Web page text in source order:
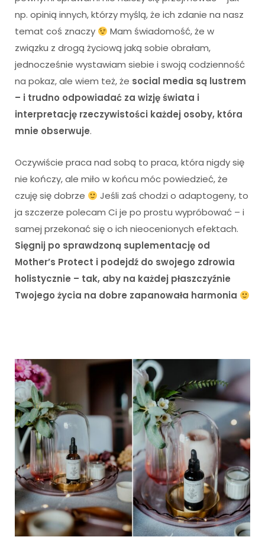
np. opinią innych, którzy myślą, że ich zdanie na nasz
temat coś znaczy
Mam świadomość, że w
związku z drogą życiową jaką sobie obrałam,
jednocześnie wystawiam siebie i swoją codzienność
na pokaz, ale wiem też, że social media są lustrem
– i trudno odpowiadać za wizję świata i
interpretację rzeczywistości każdej osoby, która
mnie obserwuje.
Oczywiście praca nad sobą to praca, która nigdy się
nie kończy, ale miło w końcu móc powiedzieć, że
czuję się dobrze
Jeśli zaś chodzi o adaptogeny, to
ja szczerze polecam Ci je po prostu wypróbować – i
samej przekonać się o ich nieocenionych efektach.
Sięgnij po sprawdzoną suplementację od
Mother’s Protect i podejdź do swojego zdrowia
holistycznie – tak, aby na każdej płaszczyźnie
Twojego życia na dobre zapanowała harmonia